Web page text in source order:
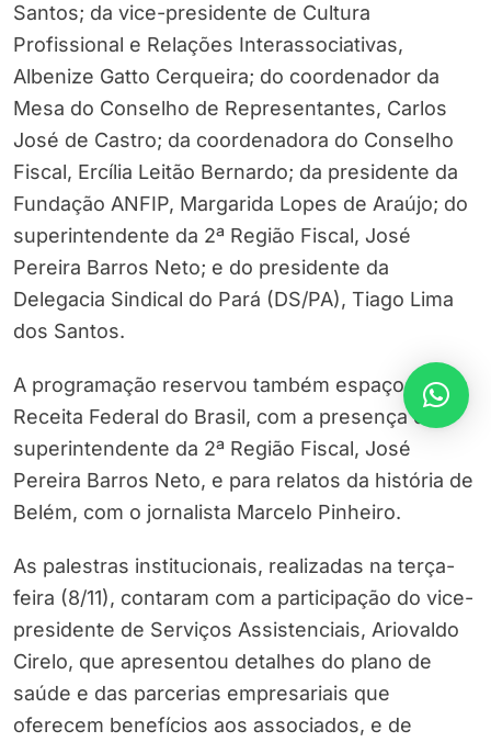
Santos; da vice-presidente de Cultura
Profissional e Relações Interassociativas,
Albenize Gatto Cerqueira; do coordenador da
Mesa do Conselho de Representantes, Carlos
José de Castro; da coordenadora do Conselho
Fiscal, Ercília Leitão Bernardo; da presidente da
Fundação ANFIP, Margarida Lopes de Araújo; do
superintendente da 2ª Região Fiscal, José
Pereira Barros Neto; e do presidente da
Delegacia Sindical do Pará (DS/PA), Tiago Lima
dos Santos.
A programação reservou também espaço para a
Receita Federal do Brasil, com a presença do
superintendente da 2ª Região Fiscal, José
Pereira Barros Neto, e para relatos da história de
Belém, com o jornalista Marcelo Pinheiro.
As palestras institucionais, realizadas na terça-
feira (8/11), contaram com a participação do vice-
presidente de Serviços Assistenciais, Ariovaldo
Cirelo, que apresentou detalhes do plano de
saúde e das parcerias empresariais que
oferecem benefícios aos associados, e de